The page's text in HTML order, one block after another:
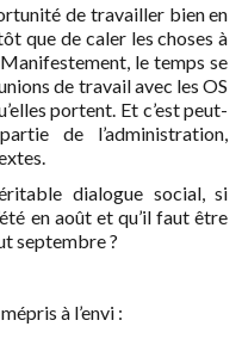
de travailler bien en
que de caler les choses à
le temps se
de travail avec les OS
portent. Et c’est peut-
de l’administration,
dialogue social, si
en août et qu’il faut être
septembre ?
à l’envi :